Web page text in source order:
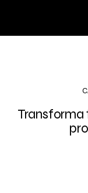
Transforma